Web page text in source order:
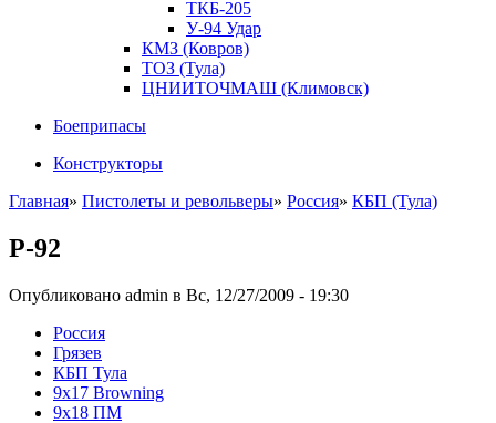
ТКБ-205
У-94 Удар
КМЗ (Ковров)
ТОЗ (Тула)
ЦНИИТОЧМАШ (Климовск)
Боеприпасы
Конструкторы
Главная» Пистолеты и револьверы» Россия» КБП (Тула)
Р-92
Опубликовано admin в Вс, 12/27/2009 - 19:30
Росcия
Грязев
КБП Тула
9x17 Browning
9x18 ПМ